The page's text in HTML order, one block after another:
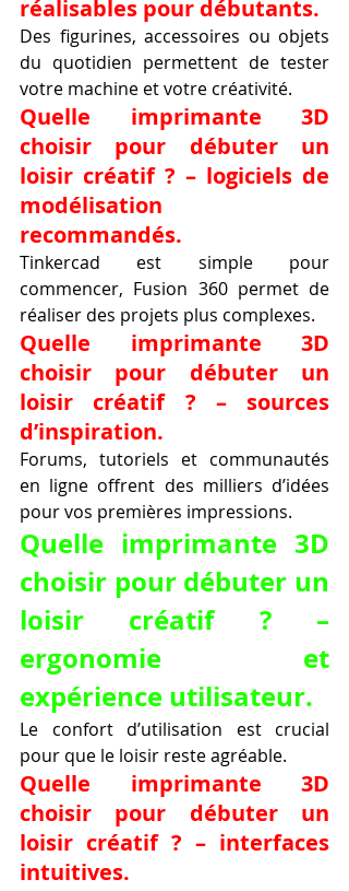
réalisables pour débutants.
Des figurines, accessoires ou objets
du quotidien permettent de tester
votre machine et votre créativité.
Quelle imprimante 3D
choisir pour débuter un
loisir créatif ? – logiciels de
modélisation
recommandés.
Tinkercad est simple pour
commencer, Fusion 360 permet de
réaliser des projets plus complexes.
Quelle imprimante 3D
choisir pour débuter un
loisir créatif ? – sources
d’inspiration.
Forums, tutoriels et communautés
en ligne offrent des milliers d’idées
pour vos premières impressions.
Quelle imprimante 3D
choisir pour débuter un
loisir créatif ? –
ergonomie et
expérience utilisateur.
Le confort d’utilisation est crucial
pour que le loisir reste agréable.
Quelle imprimante 3D
choisir pour débuter un
loisir créatif ? – interfaces
intuitives.